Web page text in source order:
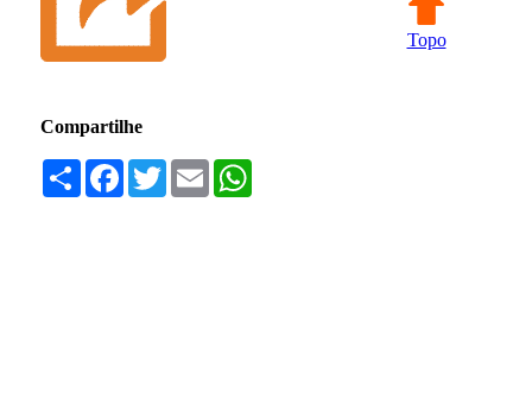
Topo
Compartilhe
Compartilhar
Facebook
TwitterEmail